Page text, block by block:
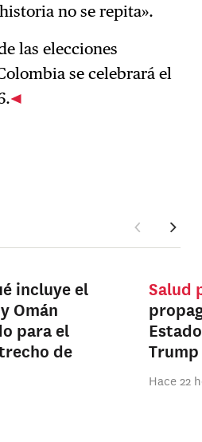
no se repita».
las elecciones
se celebrará el
incluye el
Omán
para el
de
Salud
Trump
Hace 22